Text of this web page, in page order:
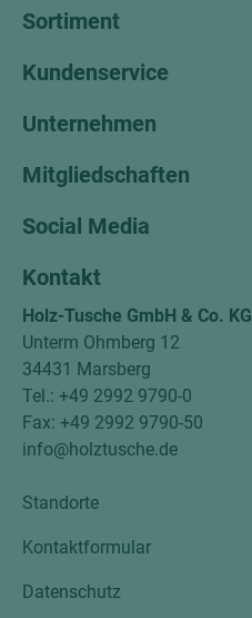
Sortiment
Kundenservice
Unternehmen
Mitgliedschaften
Social Media
Kontakt
Holz-Tusche GmbH & Co. KG
Unterm Ohmberg 12
34431 Marsberg
Tel.: +49 2992 9790-0
Fax: +49 2992 9790-50
info@holztusche.de
Standorte
Kontaktformular
Datenschutz